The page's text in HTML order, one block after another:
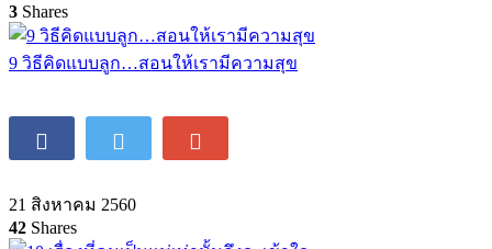
3 Shares
9 วิธีคิดแบบลูก…สอนให้เรามีความสุข
21 สิงหาคม 2560
42 Shares